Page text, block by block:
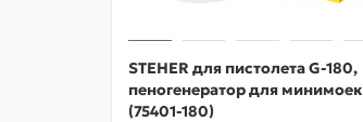
STEHER для пистолета G-180,
пеногенератор для минимоек
(75401-180)